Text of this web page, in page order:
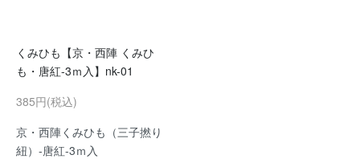
くみひも【京・西陣 くみひ
も・唐紅-3ｍ入】nk-01
385円(税込)
京・西陣くみひも（三子撚り
紐）-唐紅-3ｍ入